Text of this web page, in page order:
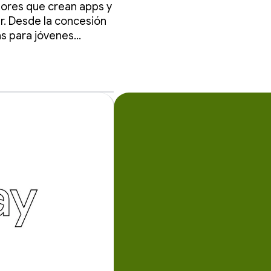
que crean apps y
Desde la concesión
para jóvenes
tradicionales.